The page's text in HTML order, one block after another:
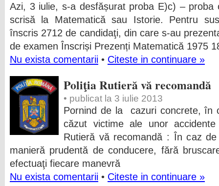
Azi, 3 iulie, s-a desfășurat proba E)c) – proba
scrisă la Matematică sau Istorie. Pentru
înscris 2712 de candidaţi, din care s-au
de examen Înscriși Prezenți Matematică 1975
Nu exista comentarii • Citeste in continuare »
Poliţia Rutieră vă recomandă
• publicat la 3 iulie 2013
Pornind de la cazuri concrete, în
căzut victime ale unor
Rutieră vă recomandă : În caz
manieră prudentă de conducere, fără
efectuaţi fiecare manevră
Nu exista comentarii • Citeste in continuare »